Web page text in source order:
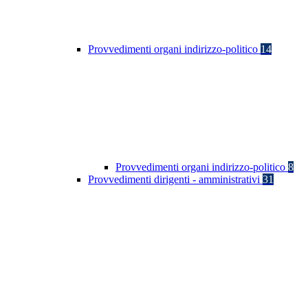
Provvedimenti organi indirizzo-politico 14
Provvedimenti organi indirizzo-politico 8
Provvedimenti dirigenti - amministrativi 31